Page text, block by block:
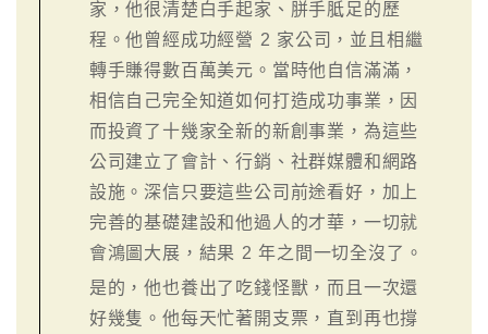
家，他很清楚白手起家、胼手胝足的歷
程。他曾經成功經營 2 家公司，並且相繼
轉手賺得數百萬美元。當時他自信滿滿，
相信自己完全知道如何打造成功事業，因
而投資了十幾家全新的新創事業，為這些
公司建立了會計、行銷、社群媒體和網路
設施。深信只要這些公司前途看好，加上
完善的基礎建設和他過人的才華，一切就
會鴻圖大展，結果 2 年之間一切全沒了。
是的，他也養出了吃錢怪獸，而且一次還
好幾隻。他每天忙著開支票，直到再也撐